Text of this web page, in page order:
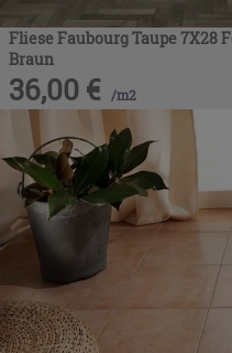
Fliese Faubourg Taupe 7X28
Braun
36,00 € /m2